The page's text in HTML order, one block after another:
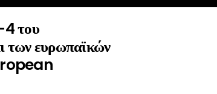
του
ευρωπαϊκών